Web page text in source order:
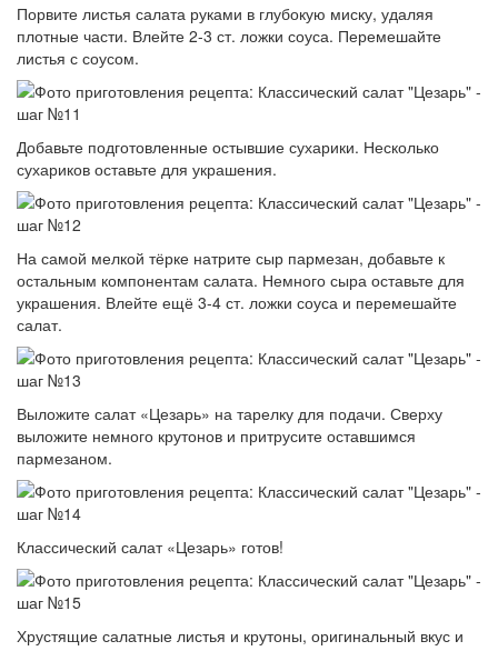
Порвите листья салата руками в глубокую миску, удаляя
плотные части. Влейте 2-3 ст. ложки соуса. Перемешайте
листья с соусом.
Добавьте подготовленные остывшие сухарики. Несколько
сухариков оставьте для украшения.
На самой мелкой тёрке натрите сыр пармезан, добавьте к
остальным компонентам салата. Немного сыра оставьте для
украшения. Влейте ещё 3-4 ст. ложки соуса и перемешайте
салат.
Выложите салат «Цезарь» на тарелку для подачи. Сверху
выложите немного крутонов и притрусите оставшимся
пармезаном.
Классический салат «Цезарь» готов!
Хрустящие салатные листья и крутоны, оригинальный вкус и